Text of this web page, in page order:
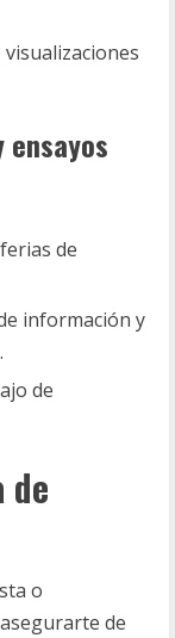
de
información y
de
de
o
de